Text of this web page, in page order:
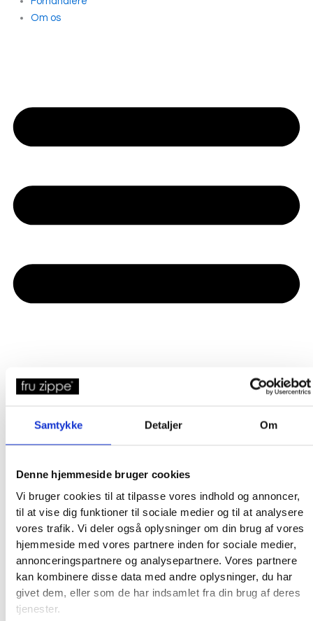
Samtykke Detaljer Om
Denne hjemmeside bruger cookies
Vi bruger cookies til at tilpasse vores indhold og annoncer,
til at vise dig funktioner til sociale medier og til at analysere
vores trafik. Vi deler også oplysninger om din brug af vores
hjemmeside med vores partnere inden for sociale medier,
annonceringspartnere og analysepartnere. Vores partnere
kan kombinere disse data med andre oplysninger, du har
givet dem, eller som de har indsamlet fra din brug af deres
tjenester.
Om os